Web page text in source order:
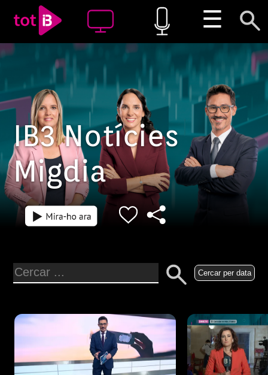
☰
IB3 Notícies
Migdia
Cercar per data
Episodi: 5460
1 h 10 min
Episodi: 5459
1 h 10 min
Edició IB3